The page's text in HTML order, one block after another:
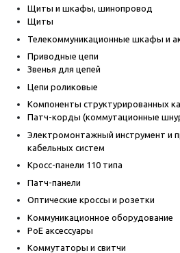
Щиты и шкафы, шинопровод
Щиты
Телекоммуникационные шкафы и
Приводные цепи
Звенья для цепей
Цепи роликовые
Компоненты структурированных
Патч-корды (коммутационные
Электромонтажный инструмент и
кабельных систем
Кросс-панели 110 типа
Патч-панели
Оптические кроссы и розетки
Коммуникационное оборудование
PoE аксессуары
Коммутаторы и свитчи